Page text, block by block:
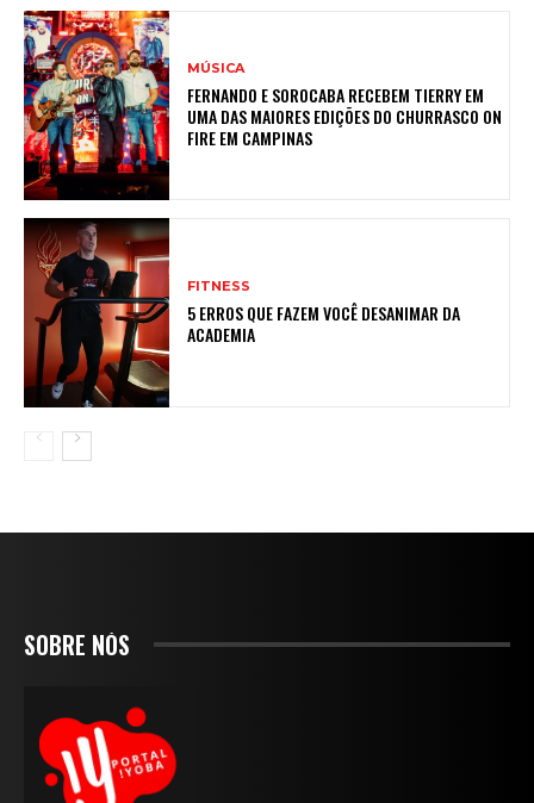
MÚSICA
FERNANDO E SOROCABA RECEBEM TIERRY EM
UMA DAS MAIORES EDIÇÕES DO CHURRASCO ON
FIRE EM CAMPINAS
FITNESS
5 ERROS QUE FAZEM VOCÊ DESANIMAR DA
ACADEMIA
SOBRE NÓS